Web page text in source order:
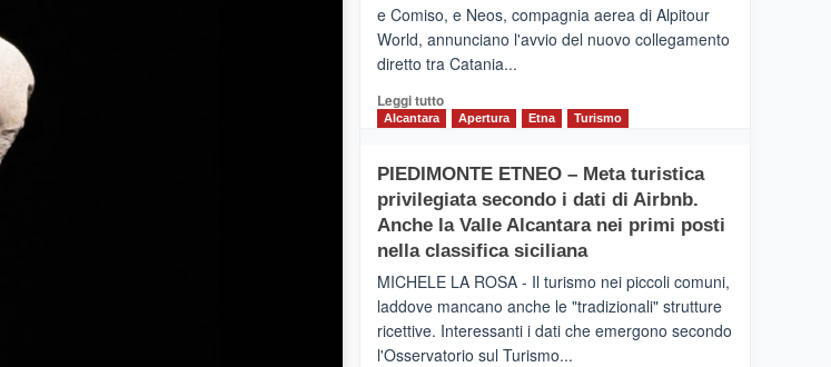
e Comiso, e Neos, compagnia aerea di Alpitour
World, annunciano l'avvio del nuovo collegamento
diretto tra Catania...
Leggi tuttoLeggi
CATANIA
–
Inaugurato
il
collegamento
tra
Catania
e
Alcantara Apertura Etna Turismo
PIEDIMONTE ETNEO – Meta turistica
privilegiata secondo i dati di Airbnb.
Anche la Valle Alcantara nei primi posti
nella classifica siciliana
MICHELE LA ROSA - Il turismo nei piccoli comuni,
laddove mancano anche le "tradizionali" strutture
ricettive. Interessanti i dati che emergono secondo
l'Osservatorio sul Turismo...